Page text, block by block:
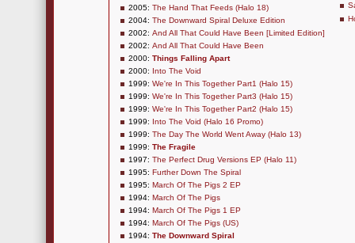
2005: The Hand That Feeds (Halo 18)
2004: The Downward Spiral Deluxe Edition
2002: And All That Could Have Been [Limited Edition]
2002: And All That Could Have Been
2000: Things Falling Apart
2000: Into The Void
1999: We're In This Together Part1 (Halo 15)
1999: We're In This Together Part3 (Halo 15)
1999: We're In This Together Part2 (Halo 15)
1999: Into The Void (Halo 16 Promo)
1999: The Day The World Went Away (Halo 13)
1999: The Fragile
1997: The Perfect Drug Versions EP (Halo 11)
1995: Further Down The Spiral
1995: March Of The Pigs 2 EP
1994: March Of The Pigs
1994: March Of The Pigs 1 EP
1994: March Of The Pigs (US)
1994: The Downward Spiral